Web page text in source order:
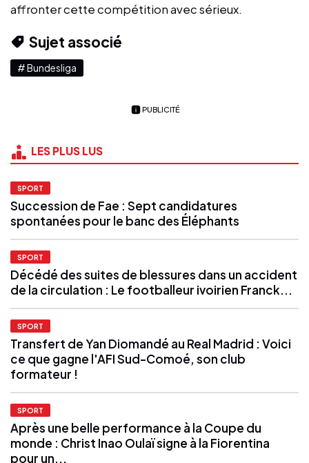
affronter cette compétition avec sérieux.
Sujet associé
# Bundesliga
PUBLICITÉ
LES PLUS LUS
SPORT
Succession de Fae : Sept candidatures
spontanées pour le banc des Éléphants
SPORT
Décédé des suites de blessures dans un accident
de la circulation : Le footballeur ivoirien Franck...
SPORT
Transfert de Yan Diomandé au Real Madrid : Voici
ce que gagne l'AFI Sud-Comoé, son club
formateur !
SPORT
Après une belle performance à la Coupe du
monde : Christ Inao Oulaï signe à la Fiorentina
pour un...